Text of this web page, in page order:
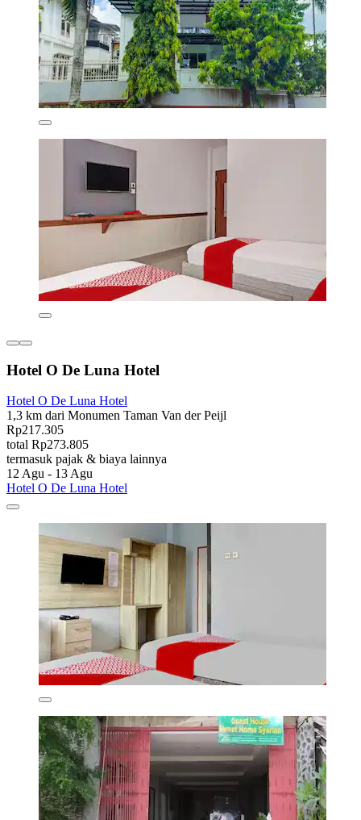
Hotel O De Luna Hotel
Hotel O De Luna Hotel
1,3 km dari Monumen Taman Van der Peijl
Rp217.305
total Rp273.805
termasuk pajak & biaya lainnya
12 Agu - 13 Agu
Hotel O De Luna Hotel